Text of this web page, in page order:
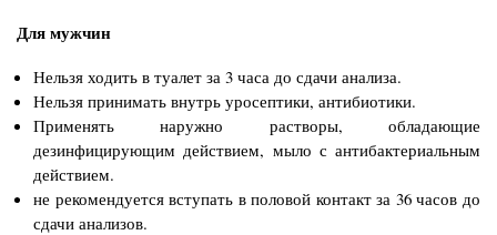
Для мужчин
Нельзя ходить в туалет за 3 часа до сдачи анализа.
Нельзя принимать внутрь уросептики, антибиотики.
Применять наружно растворы, обладающие
дезинфицирующим действием, мыло с антибактериальным
действием.
не рекомендуется вступать в половой контакт за 36 часов до
сдачи анализов.